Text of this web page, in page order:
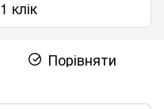
клік
Порівняти